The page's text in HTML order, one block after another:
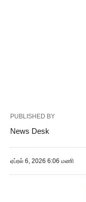
PUBLISHED BY
News Desk
ஏப்ரல் 6, 2026 6:06 மணி